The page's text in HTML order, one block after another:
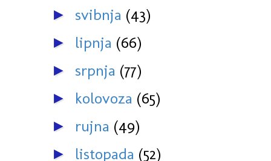
► svibnja (43)
► lipnja (66)
► srpnja (77)
► kolovoza (65)
► rujna (49)
► listopada (52)